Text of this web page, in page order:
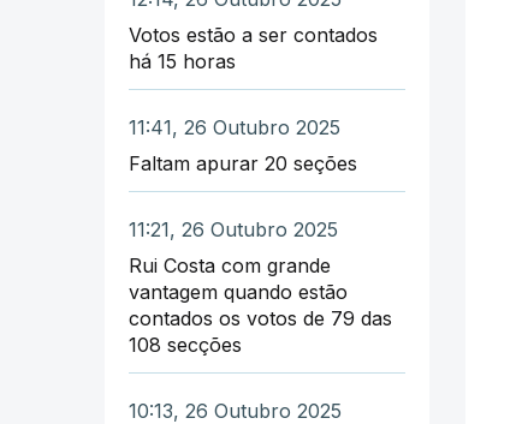
Votos estão a ser contados
há 15 horas
11:41, 26 Outubro 2025
Faltam apurar 20 seções
11:21, 26 Outubro 2025
Rui Costa com grande
vantagem quando estão
contados os votos de 79 das
108 secções
10:13, 26 Outubro 2025